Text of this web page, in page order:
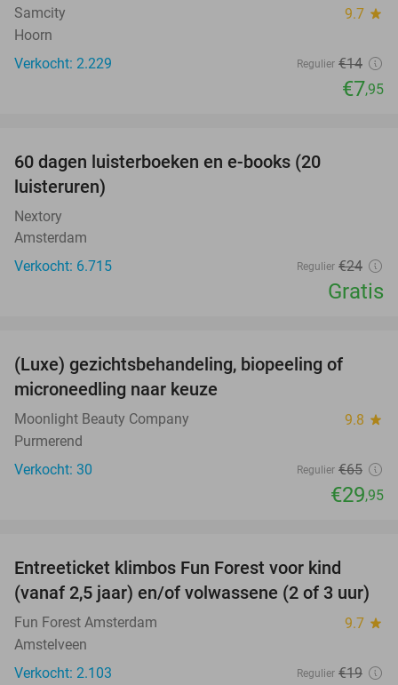
Samcity 9.7 star
Hoorn
Verkocht: 2.229
Regulier €14
€7,95
60 dagen luisterboeken en e-books (20
luisteruren)
Nextory
Amsterdam
Verkocht: 6.715
Regulier €24
Gratis
(Luxe) gezichtsbehandeling, biopeeling of
microneedling naar keuze
Moonlight Beauty Company 9.8 star
Purmerend
Verkocht: 30
Regulier €65
€29,95
Entreeticket klimbos Fun Forest voor kind
(vanaf 2,5 jaar) en/of volwassene (2 of 3 uur)
Fun Forest Amsterdam 9.7 star
Amstelveen
Verkocht: 2.103
Regulier €19